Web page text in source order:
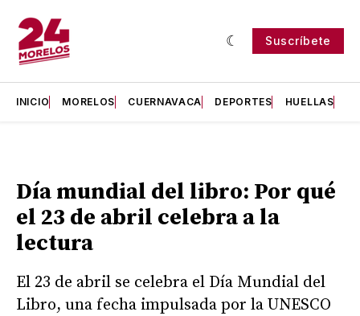
Suscríbete
INICIO MORELOS CUERNAVACA DEPORTES HUELLAS
Día mundial del libro: Por qué
el 23 de abril celebra a la
lectura
El 23 de abril se celebra el Día Mundial del
Libro, una fecha impulsada por la UNESCO